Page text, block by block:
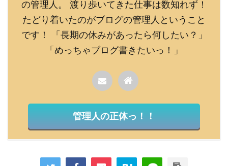
の管理人。 渡り歩いてきた仕事は数知れず！
たどり着いたのがブログの管理人ということ
です！ 「長期の休みがあったら何したい？」
「めっちゃブログ書きたいっ！」
管理人の正体っ！！